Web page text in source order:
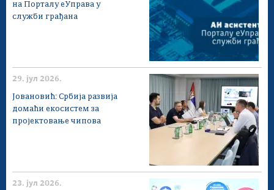
на Порталу еУправа у
служби грађана
29. јул 2026.
Јовановић: Србија развија
домаћи екосистем за
пројектовање чипова
23. јул 2026.